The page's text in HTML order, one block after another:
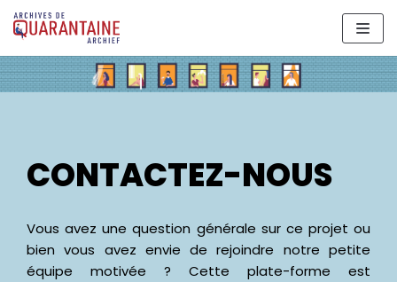
Aller
au
contenu
CONTACTEZ-NOUS
Vous avez une question générale sur ce projet ou
bien vous avez envie de rejoindre notre petite
équipe motivée ? Cette plate-forme est